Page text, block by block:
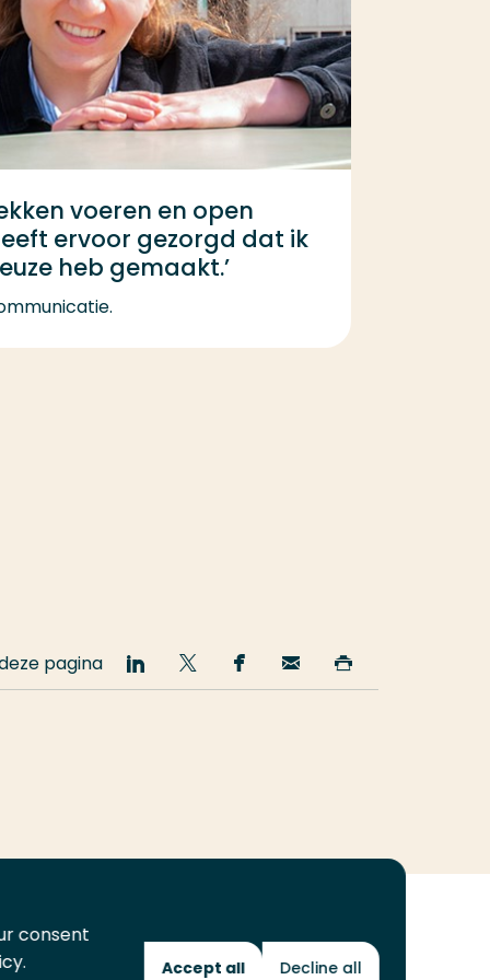
voeren en open
ervoor gezorgd dat ik
heb gemaakt.’
pagina
Deel
op
Deel
op
Deel
op
Email
deze deze
consent
Accept all Decline all